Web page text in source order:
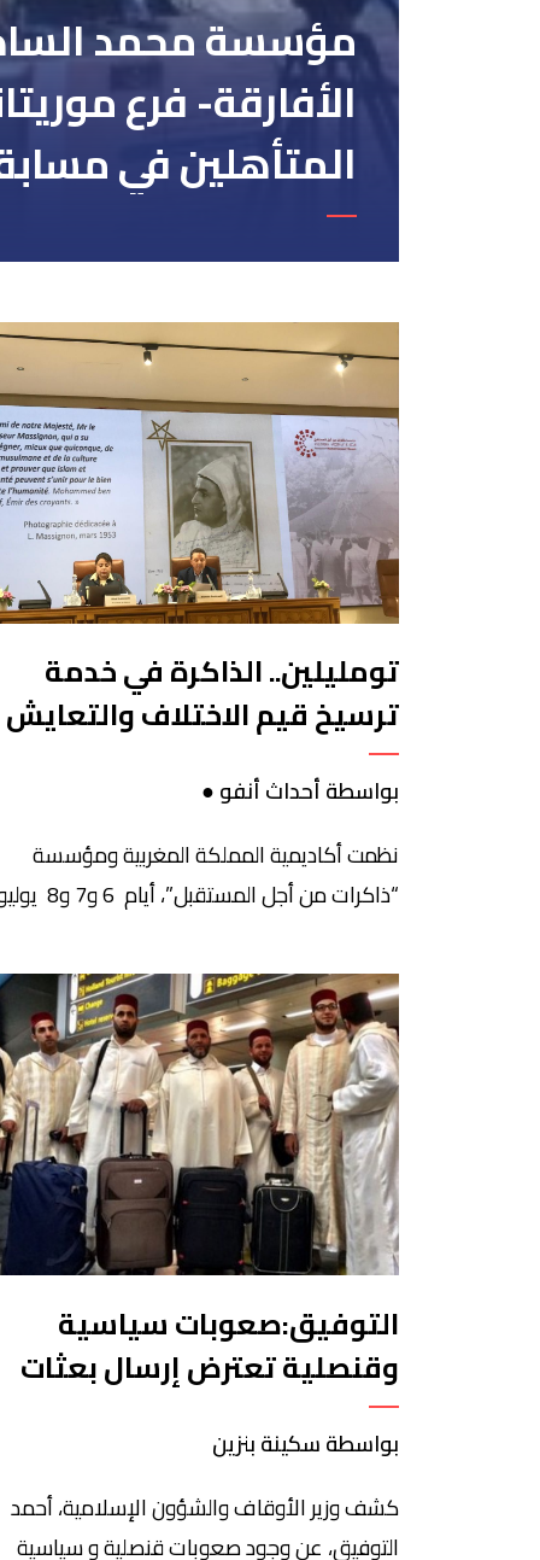
مؤسسة محمد
الأفارقة- فرع
المتأهلين في
المخطوطات
– الإفريقية
تومليلين.. الذاكرة في خدمة
ترسيخ قيم الاختلاف والتعايش
بواسطة أحداث أنفو ●
نظمت أكاديمية المملكة المغربية ومؤسسة
“ذاكرات من أجل المستقبل”،
تحت شعار: “استحضار الذاكرة لترسيخ قيم
الاختلاف”. وحسب بلاغ صحافي تأتي هذه الندوة
احتفاءً بالذكرى السبعين لأولى لقاءات تومليلين
الدولية، والتي انعقدت في يوليوز
السامية لجلالة المغفور له محمد الخامس، طيب
[…]
التوفيق:صعوبات سياسية
وقنصلية تعترض إرسال بعثات
دينية إلى مغاربة العالم
بواسطة سكينة بنزين
كشف وزير الأوقاف والشؤون الإسلامية، أحمد
التوفيق، عن وجود صعوبات قنصلية و سياسية